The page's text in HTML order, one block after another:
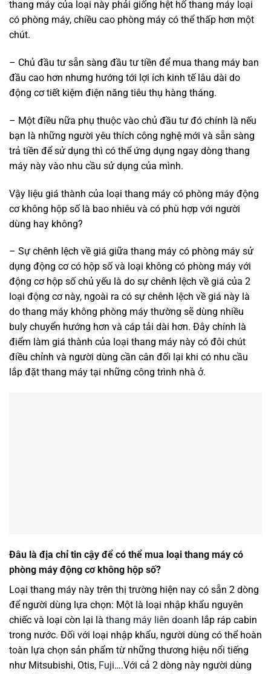
thang máy của loại này phải giống hệt hố thang máy loại
có phòng máy, chiều cao phòng máy có thể thấp hơn một
chút.
– Chủ đầu tư sẵn sàng đầu tư tiền để mua thang máy ban
đầu cao hơn nhưng hướng tới lợi ích kinh tế lâu dài do
động cơ tiết kiệm điện năng tiêu thụ hàng tháng.
– Một điều nữa phụ thuộc vào chủ đầu tư đó chính là nếu
bạn là những người yêu thích công nghệ mới và sẵn sàng
trả tiền để sử dụng thì có thể ứng dụng ngay dòng thang
máy này vào nhu cầu sử dụng của mình.
Vậy liệu giá thành của loại thang máy có phòng máy động
cơ không hộp số là bao nhiêu và có phù hợp với người
dùng hay không?
– Sự chênh lệch về giá giữa thang máy có phòng máy sử
dụng động cơ có hộp số và loại không có phòng máy với
động cơ hộp số chủ yếu là do sự chênh lệch về giá của 2
loại động cơ này, ngoài ra có sự chênh lệch về giá này là
do thang máy không phòng máy thường sẽ dùng nhiều
buly chuyển hướng hơn và cáp tải dài hơn. Đây chính là
điểm làm giá thành của loại thang máy này có đôi chút
điều chỉnh và người dùng cần cân đối lại khi có nhu cầu
lắp đặt thang máy tại những công trình nhà ở.
Đâu là địa chỉ tin cậy để có thể mua loại thang máy có
phòng máy động cơ không hộp số?
Loại thang máy này trên thị trường hiện nay có sẵn 2 dòng
để người dùng lựa chọn: Một là loại nhập khẩu nguyên
chiếc và loại còn lại là thang máy liên doanh lắp ráp cabin
trong nước. Đối với loại nhập khẩu, người dùng có thể hoàn
toàn lựa chọn sản phẩm từ những thương hiệu nổi tiếng
như Mitsubishi, Otis, Fuji….Với cả 2 dòng này người dùng